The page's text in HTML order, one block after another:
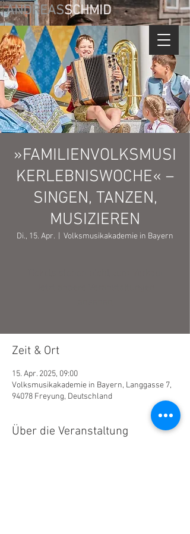
ANDREASSCHMID
»FAMILIENVOLKSMUSI
KERLEBNISWOCHE« –
SINGEN, TANZEN,
MUSIZIEREN
Di., 15. Apr. Volksmusikakademie in Bayern
Zeit & Ort
15. Apr. 2025, 09:00
Volksmusikakademie in Bayern, Langgasse 7,
94078 Freyung, Deutschland
Über die Veranstaltung